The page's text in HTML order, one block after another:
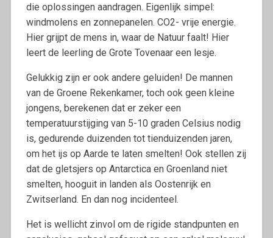
die oplossingen aandragen. Eigenlijk simpel:
windmolens en zonnepanelen. CO2- vrije energie.
Hier grijpt de mens in, waar de Natuur faalt! Hier
leert de leerling de Grote Tovenaar een lesje.
Gelukkig zijn er ook andere geluiden! De mannen
van de Groene Rekenkamer, toch ook geen kleine
jongens, berekenen dat er zeker een
temperatuurstijging van 5-10 graden Celsius nodig
is, gedurende duizenden tot tienduizenden jaren,
om het ijs op Aarde te laten smelten! Ook stellen zij
dat de gletsjers op Antarctica en Groenland niet
smelten, hooguit in landen als Oostenrijk en
Zwitserland. En dan nog incidenteel.
Het is wellicht zinvol om de rigide standpunten en